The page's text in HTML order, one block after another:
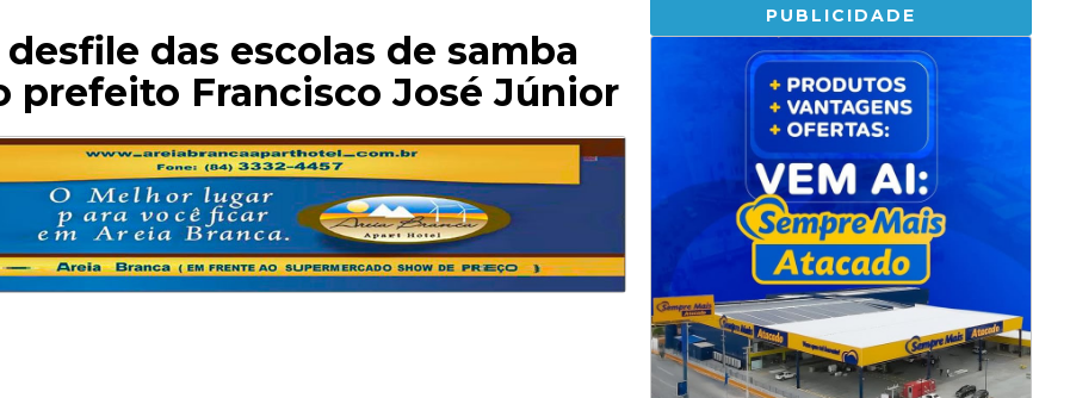
das escolas de samba
prefeito Francisco José Júnior
PUBLICIDADE